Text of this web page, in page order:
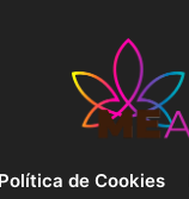
Política de Cookies